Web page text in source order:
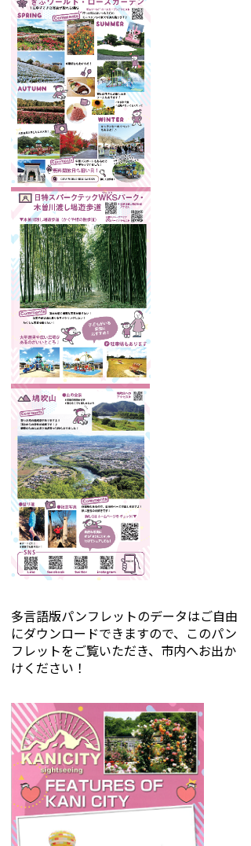
多言語版パンフレットのデータはご自由
にダウンロードできますので、このパン
フレットをご覧いただき、市内へお出か
けください！